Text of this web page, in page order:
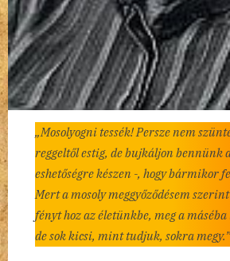
„Mosolyogni tessék! Persze nem
reggeltől estig, de bujkáljon bennünk
eshetőségre készen -, hogy bármikor
Mert a mosoly meggyőződésem
fényt hoz az életünkbe, meg a
de sok kicsi, mint tudjuk, sokra